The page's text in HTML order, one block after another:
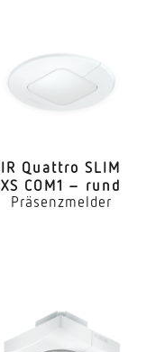
IR Quattro SLIM
XS COM1 – rund
Präsenzmelder